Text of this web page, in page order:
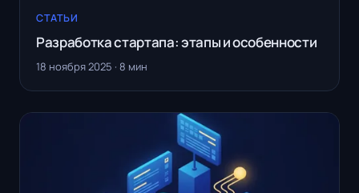
СТАТЬИ
Разработка стартапа: этапы и особенности
18 ноября 2025 · 8 мин